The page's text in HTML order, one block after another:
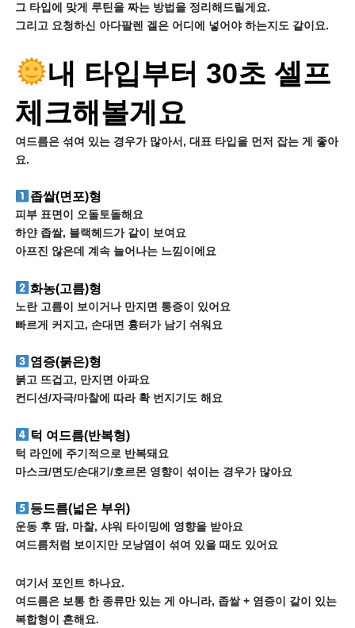
그 타입에 맞게 루틴을 짜는 방법을 정리해드릴게요.
그리고 요청하신 아다팔렌 겔은 어디에 넣어야 하는지도 같이요.
내 타입부터 30초 셀프
체크해볼게요
여드름은 섞여 있는 경우가 많아서, 대표 타입을 먼저 잡는 게 좋아
요.
좁쌀(면포)형
피부 표면이 오돌토돌해요
하얀 좁쌀, 블랙헤드가 같이 보여요
아프진 않은데 계속 늘어나는 느낌이에요
화농(고름)형
노란 고름이 보이거나 만지면 통증이 있어요
빠르게 커지고, 손대면 흉터가 남기 쉬워요
염증(붉은)형
붉고 뜨겁고, 만지면 아파요
컨디션/자극/마찰에 따라 확 번지기도 해요
턱 여드름(반복형)
턱 라인에 주기적으로 반복돼요
마스크/면도/손대기/호르몬 영향이 섞이는 경우가 많아요
등드름(넓은 부위)
운동 후 땀, 마찰, 샤워 타이밍에 영향을 받아요
여드름처럼 보이지만 모낭염이 섞여 있을 때도 있어요
여기서 포인트 하나요.
여드름은 보통 한 종류만 있는 게 아니라, 좁쌀 + 염증이 같이 있는
복합형이 흔해요.